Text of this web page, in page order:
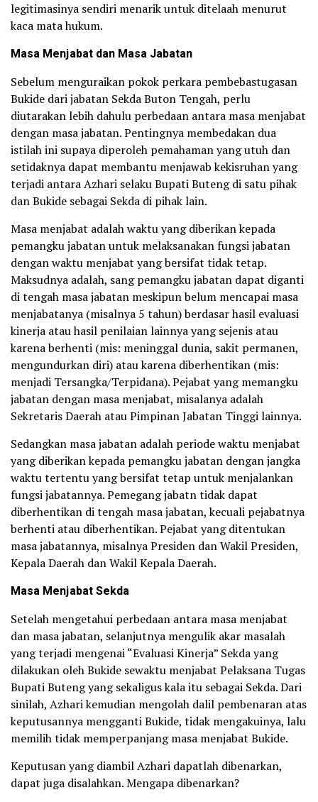
legitimasinya sendiri menarik untuk ditelaah menurut
kaca mata hukum.
Masa Menjabat dan Masa Jabatan
Sebelum menguraikan pokok perkara pembebastugasan
Bukide dari jabatan Sekda Buton Tengah, perlu
diutarakan lebih dahulu perbedaan antara masa menjabat
dengan masa jabatan. Pentingnya membedakan dua
istilah ini supaya diperoleh pemahaman yang utuh dan
setidaknya dapat membantu menjawab kekisruhan yang
terjadi antara Azhari selaku Bupati Buteng di satu pihak
dan Bukide sebagai Sekda di pihak lain.
Masa menjabat adalah waktu yang diberikan kepada
pemangku jabatan untuk melaksanakan fungsi jabatan
dengan waktu menjabat yang bersifat tidak tetap.
Maksudnya adalah, sang pemangku jabatan dapat diganti
di tengah masa jabatan meskipun belum mencapai masa
menjabatanya (misalnya 5 tahun) berdasar hasil evaluasi
kinerja atau hasil penilaian lainnya yang sejenis atau
karena berhenti (mis: meninggal dunia, sakit permanen,
mengundurkan diri) atau karena diberhentikan (mis:
menjadi Tersangka/Terpidana). Pejabat yang memangku
jabatan dengan masa menjabat, misalanya adalah
Sekretaris Daerah atau Pimpinan Jabatan Tinggi lainnya.
Sedangkan masa jabatan adalah periode waktu menjabat
yang diberikan kepada pemangku jabatan dengan jangka
waktu tertentu yang bersifat tetap untuk menjalankan
fungsi jabatannya. Pemegang jabatn tidak dapat
diberhentikan di tengah masa jabatan, kecuali pejabatnya
berhenti atau diberhentikan. Pejabat yang ditentukan
masa jabatannya, misalnya Presiden dan Wakil Presiden,
Kepala Daerah dan Wakil Kepala Daerah.
Masa Menjabat Sekda
Setelah mengetahui perbedaan antara masa menjabat
dan masa jabatan, selanjutnya mengulik akar masalah
yang terjadi mengenai “Evaluasi Kinerja” Sekda yang
dilakukan oleh Bukide sewaktu menjabat Pelaksana Tugas
Bupati Buteng yang sekaligus kala itu sebagai Sekda. Dari
sinilah, Azhari kemudian mengolah dalil pembenaran atas
keputusannya mengganti Bukide, tidak mengakuinya, lalu
memilih tidak memperpanjang masa menjabat Bukide.
Keputusan yang diambil Azhari dapatlah dibenarkan,
dapat juga disalahkan. Mengapa dibenarkan?